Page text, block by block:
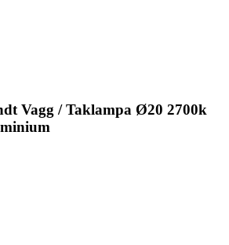
Vagg / Taklampa Ø20 2700k